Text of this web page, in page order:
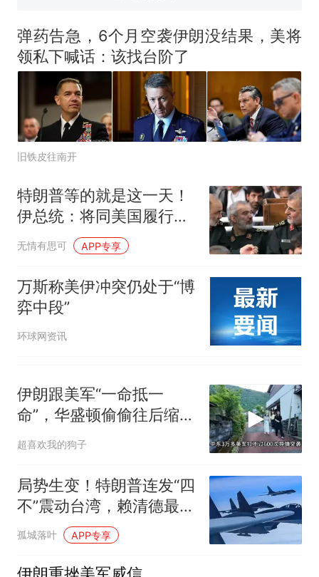
试前13名均遭淘汰？教育局：
已叫停招聘，成立调查组全面
核查
“不建议大家买深色蛋糕”上热
搜，网友：天塌了！
那个在床头放菜刀的女孩，
因老师一句“跟我回家”改写了
人生
弹药告急，6个月空袭伊朗没结果，美将
领私下喊话：该找台阶了
旧铁皮往南开
特朗普等的就是这一天！
伊总统：将同美国履行协
议，革命卫队急了
无情有思可 APP专享
万斯称美伊冲突仍处于“博
弈中段”
环球网资讯
伊朗跟美军“一命抵一
命”，华盛顿偷偷往后缩，
盟友都跑光了？
超喜欢我的狗子
局势生变！特朗普连发“四
不”震动台湾，赖清德最大
靠山出问题了
孤城落叶 APP专享